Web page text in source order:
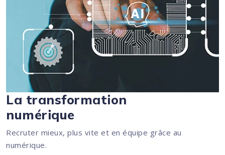
La transformation
numérique
Recruter mieux, plus vite et en équipe grâce au
numérique.